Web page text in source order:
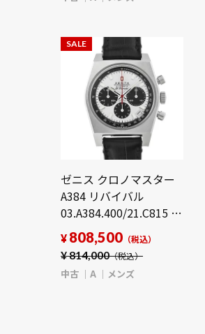
SALE
ゼニス クロノマスター
A384 リバイバル
03.A384.400/21.C815 ホ
ワイト/ブラック メンズ
時計 【中古】
【wristwatch】
¥814,000（税込）
¥ 808,500 （税込）
中古 A メンズ